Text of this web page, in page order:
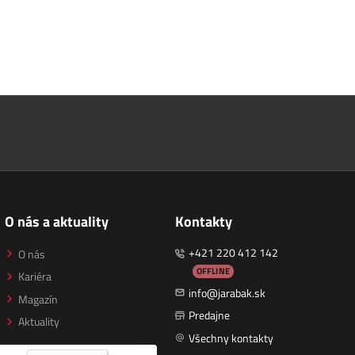
O nás a aktuality
O nás
Kariéra
Magazín
Aktuality
Kontakty
+421 220 412 142
OFFLINE
info@jarabak.sk
Predajne
Všechny kontakty